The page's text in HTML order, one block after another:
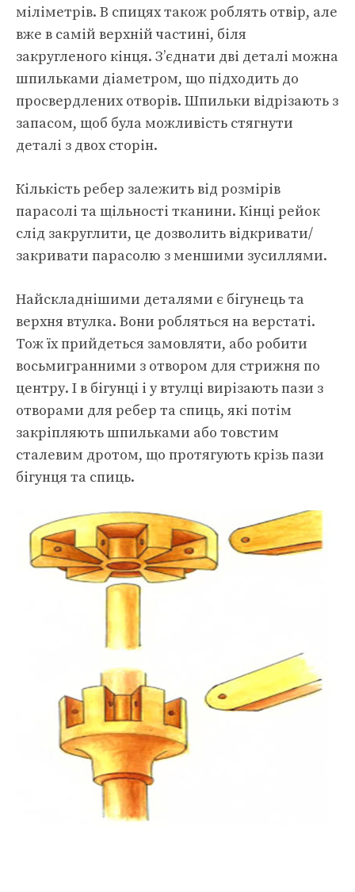
міліметрів. В спицях також роблять отвір, але
вже в самій верхній частині, біля
закругленого кінця. З’єднати дві деталі можна
шпильками діаметром, що підходить до
просвердлених отворів. Шпильки відрізають з
запасом, щоб була можливість стягнути
деталі з двох сторін.
Кількість ребер залежить від розмірів
парасолі та щільності тканини. Кінці рейок
слід закруглити, це дозволить відкривати/
закривати парасолю з меншими зусиллями.
Найскладнішими деталями є бігунець та
верхня втулка. Вони робляться на верстаті.
Тож їх прийдеться замовляти, або робити
восьмигранними з отвором для стрижня по
центру. І в бігунці і у втулці вирізають пази з
отворами для ребер та спиць, які потім
закріпляють шпильками або товстим
сталевим дротом, що протягують крізь пази
бігунця та спиць.